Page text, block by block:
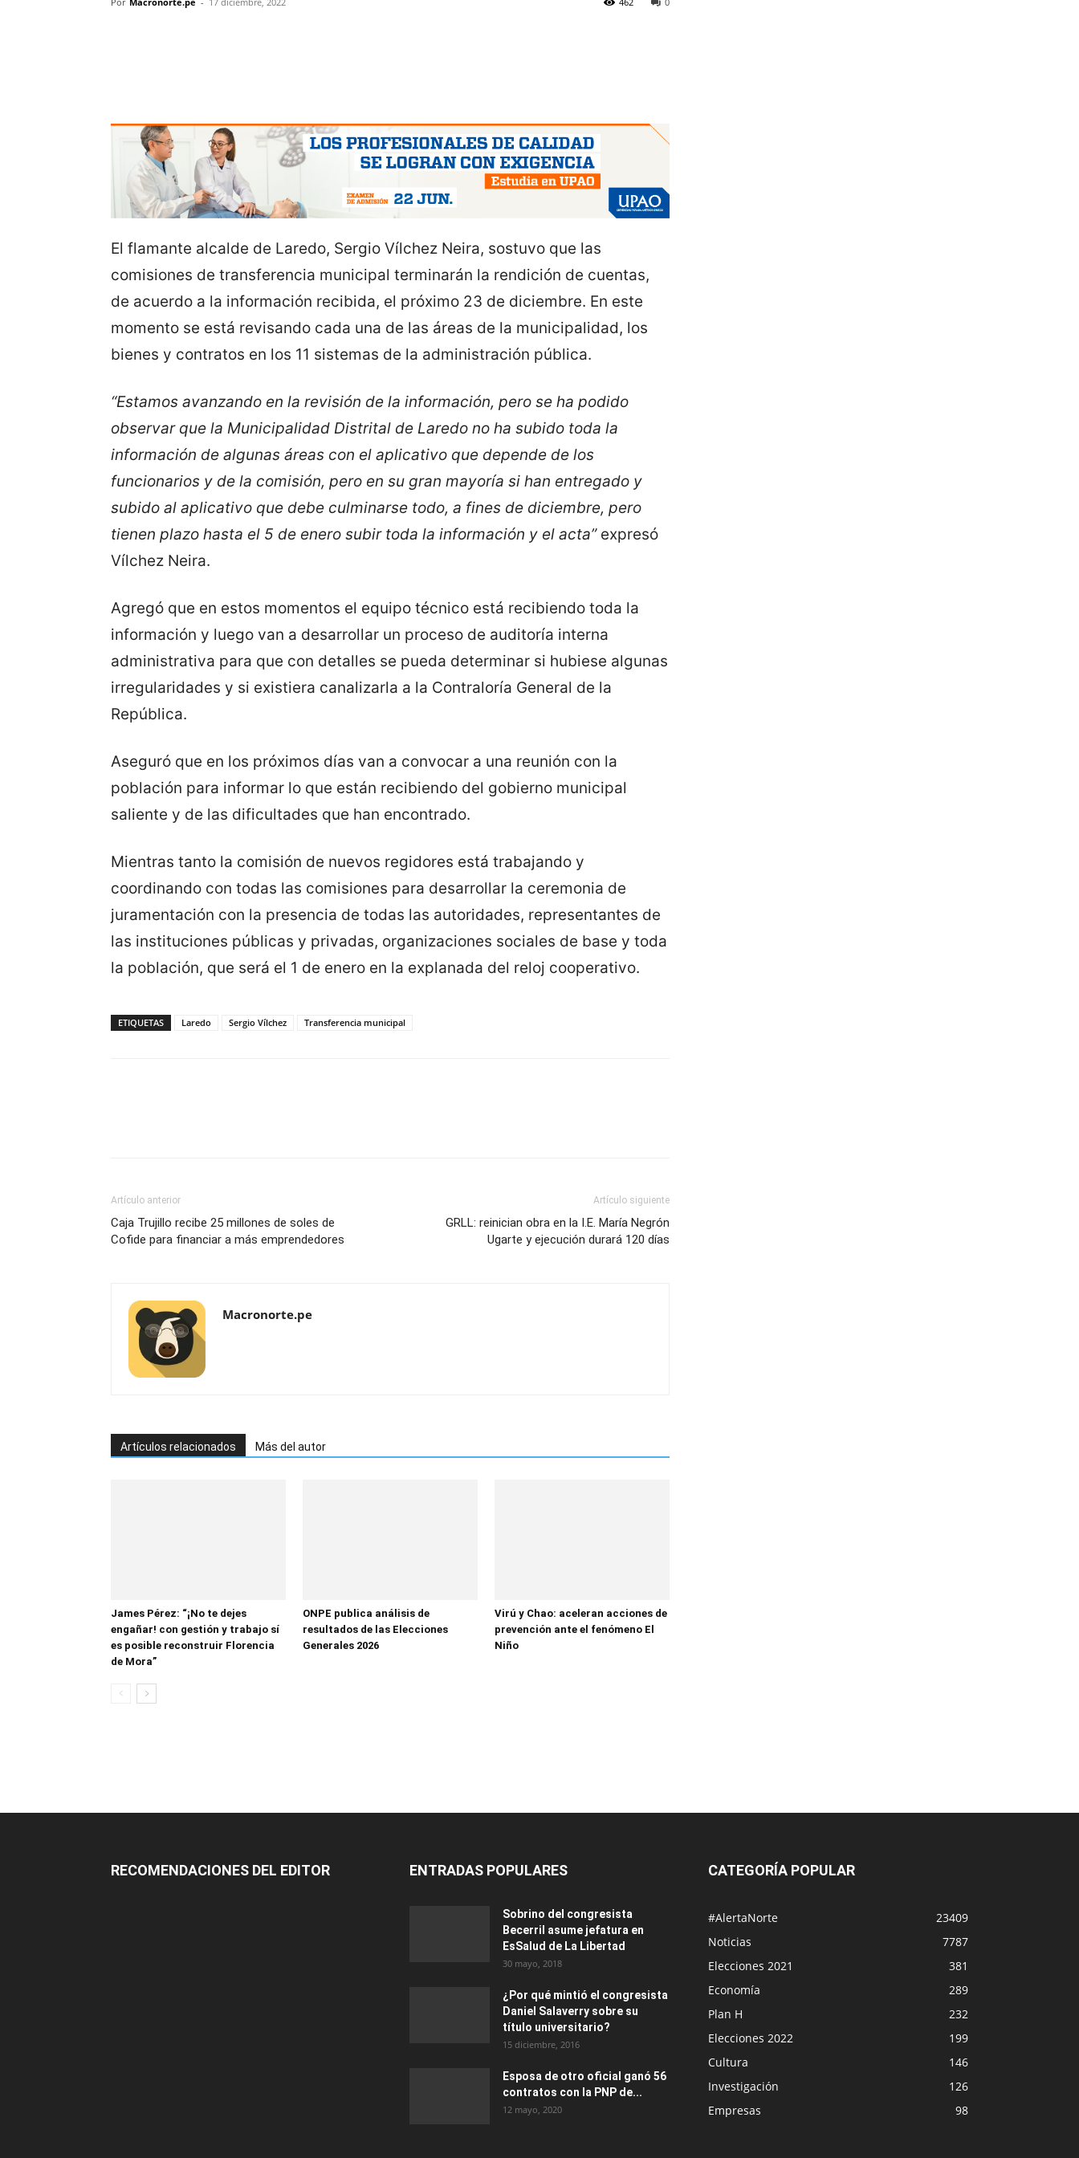
El flamante alcalde de Laredo, Sergio Vílchez Neira, sostuvo que las
comisiones de transferencia municipal terminarán la rendición de cuentas,
de acuerdo a la información recibida, el próximo 23 de diciembre. En este
momento se está revisando cada una de las áreas de la municipalidad, los
bienes y contratos en los 11 sistemas de la administración pública.
“Estamos avanzando en la revisión de la información, pero se ha podido
observar que la Municipalidad Distrital de Laredo no ha subido toda la
información de algunas áreas con el aplicativo que depende de los
funcionarios y de la comisión, pero en su gran mayoría si han entregado y
subido al aplicativo que debe culminarse todo, a fines de diciembre, pero
tienen plazo hasta el 5 de enero subir toda la información y el acta”expresó
Vílchez Neira.
Agregó que en estos momentos el equipo técnico está recibiendo toda la
información y luego van a desarrollar un proceso de auditoría interna
administrativa para que con detalles se pueda determinar si hubiese algunas
irregularidades y si existiera canalizarla a la Contraloría General de la
República.
Aseguró que en los próximos días van a convocar a una reunión con la
población para informar lo que están recibiendo del gobierno municipal
saliente y de las dificultades que han encontrado.
Mientras tanto la comisión de nuevos regidores está trabajando y
coordinando con todas las comisiones para desarrollar la ceremonia de
juramentación con la presencia de todas las autoridades, representantes de
las instituciones públicas y privadas, organizaciones sociales de base y toda
la población, que será el 1 de enero en la explanada del reloj cooperativo.
ETIQUETAS Laredo Sergio Vílchez Transferencia municipal
Artículo anterior
Caja Trujillo recibe 25 millones de soles de
Cofide para financiar a más emprendedores
Artículo siguiente
GRLL: reinician obra en la I.E. María Negrón
Ugarte y ejecución durará 120 días
Macronorte.pe
Artículos relacionados Más del autor
James Pérez: “¡No te dejes
engañar! con gestión y trabajo sí
es posible reconstruir Florencia
de Mora”
ONPE publica análisis de
resultados de las Elecciones
Generales 2026
Virú y Chao: aceleran acciones de
prevención ante el fenómeno El
Niño
RECOMENDACIONES DEL EDITOR ENTRADAS POPULARES
Sobrino del congresista
Becerril asume jefatura en
EsSalud de La Libertad
30 mayo, 2018
¿Por qué mintió el congresista
Daniel Salaverry sobre su
título universitario?
15 diciembre, 2016
Esposa de otro oficial ganó 56
contratos con la PNP de...
12 mayo, 2020
CATEGORÍA POPULAR
#AlertaNorte
23409
Noticias
7787
Elecciones 2021
381
Economía
289
Plan H
232
Elecciones 2022
199
Cultura
146
Investigación
126
Empresas
98